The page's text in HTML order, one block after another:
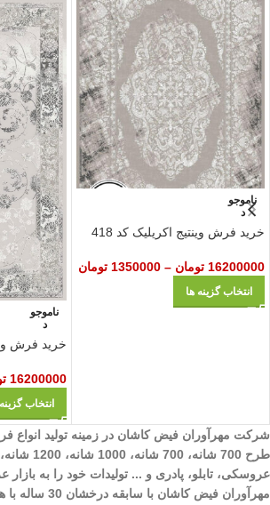
ناموجو
د
خرید فرش وینتیج اکریلیک کد 418
16200000 تومان –
1350000 تومان
انتخاب گزینه ها
ناموجو
د
خرید فرش
16200000
انتخاب
شرکت مهرآوران فیض کاشان در زمینه تولید انواع
طرح 700
عروسکی، تابلو، پادری و ... تولیدات خود را به
مهرآوران فیض